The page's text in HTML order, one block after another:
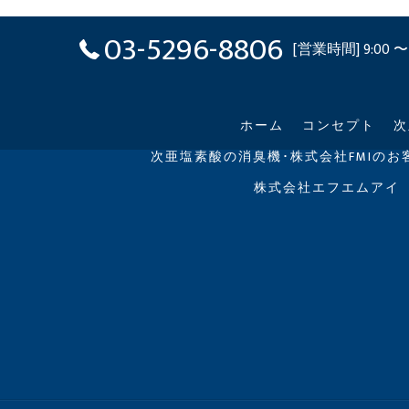
03-5296-8806 [営業時間] 9:00
ホーム コンセプト
次亜塩素酸の消臭機･株式会社FMIのお
株式会社エフエムアイ